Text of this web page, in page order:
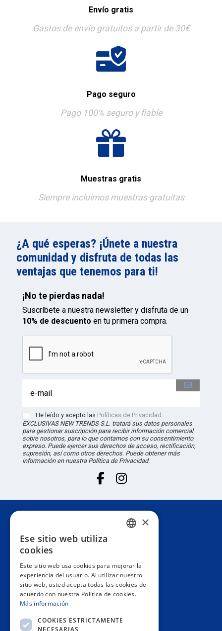
Envío gratis
Gastos de envío gratuitos a partir de 30€
Pago seguro
Pago 100% seguro y fiable
Muestras gratis
Siempre incluimos muestras gratuitas
¿A qué esperas? ¡Únete a nuestra
comunidad y disfruta de todas las
ventajas que tenemos para ti!
¡No te pierdas nada!
Suscríbete a nuestra newsletter y disfruta de un
10% de descuento en tu primera compra.
He leído y acepto las Políticas de Privacidad .
EXCLUSIVAS NEW TRENDS S.L. tratará sus datos personales
para gestionar suscripción para recibir información comercial
sobre nosotros, para lo que contamos con su consentimiento
expreso. Puede ejercer sus derechos de acceso, rectificación,
supresión, así como otros derechos. Puede obtener más
información en nuestra Política de Privacidad.
Información
Área privada
Contacto
ENGLISH
ITALIAN
×
Ese sitio web utiliza
cookies
Este sitio web usa cookies para mejorar la
experiencia del usuario. Al utilizar nuestro
sitio web, usted acepta todas las cookies de
acuerdo con nuestra Política de cookies.
Más información
COOKIES ESTRICTAMENTE
NECESARIAS